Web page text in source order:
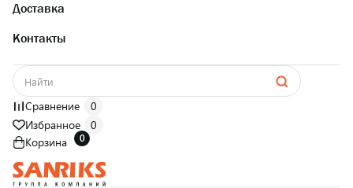
Доставка
Контакты
Сравнение
0
Избранное
0
Корзина
0